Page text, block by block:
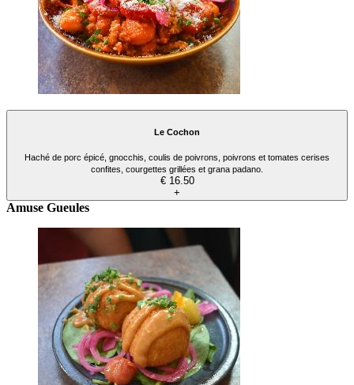
Le Cochon
Haché de porc épicé, gnocchis, coulis de poivrons, poivrons et tomates cerises
confites, courgettes grillées et grana padano.
€ 16.50
+
Amuse Gueules